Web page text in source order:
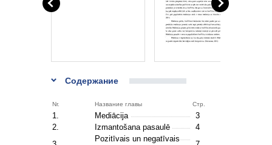
Содержание
Nr. Название главы Стр.
1. Mediācija
3
2.
Izmantošana pasaulē
4
Pozitīvais un negatīvais